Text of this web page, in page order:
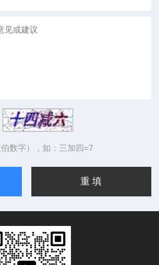
数字），如：三加四=7